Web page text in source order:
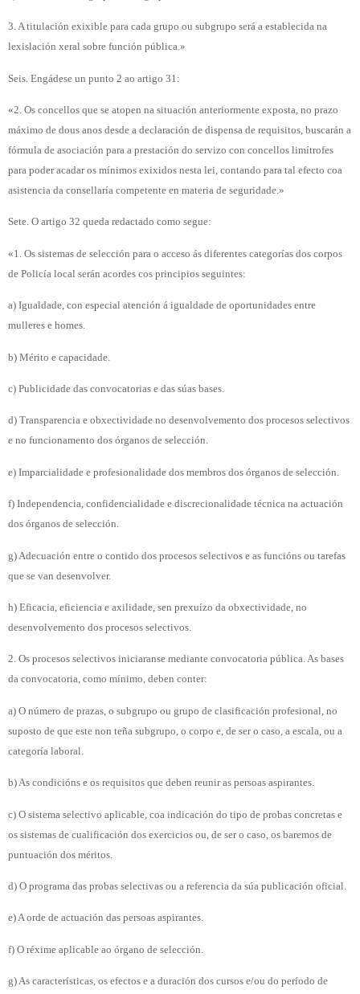
3. A titulación exixible para cada grupo ou subgrupo será a establecida na
lexislación xeral sobre función pública.»
Seis. Engádese un punto 2 ao artigo 31:
«2. Os concellos que se atopen na situación anteriormente exposta, no prazo
máximo de dous anos desde a declaración de dispensa de requisitos, buscarán a
fórmula de asociación para a prestación do servizo con concellos limítrofes
para poder acadar os mínimos exixidos nesta lei, contando para tal efecto coa
asistencia da consellaría competente en materia de seguridade.»
Sete. O artigo 32 queda redactado como segue:
«1. Os sistemas de selección para o acceso ás diferentes categorías dos corpos
de Policía local serán acordes cos principios seguintes:
a) Igualdade, con especial atención á igualdade de oportunidades entre
mulleres e homes.
b) Mérito e capacidade.
c) Publicidade das convocatorias e das súas bases.
d) Transparencia e obxectividade no desenvolvemento dos procesos selectivos
e no funcionamento dos órganos de selección.
e) Imparcialidade e profesionalidade dos membros dos órganos de selección.
f) Independencia, confidencialidade e discrecionalidade técnica na actuación
dos órganos de selección.
g) Adecuación entre o contido dos procesos selectivos e as funcións ou tarefas
que se van desenvolver.
h) Eficacia, eficiencia e axilidade, sen prexuízo da obxectividade, no
desenvolvemento dos procesos selectivos.
2. Os procesos selectivos iniciaranse mediante convocatoria pública. As bases
da convocatoria, como mínimo, deben conter:
a) O número de prazas, o subgrupo ou grupo de clasificación profesional, no
suposto de que este non teña subgrupo, o corpo e, de ser o caso, a escala, ou a
categoría laboral.
b) As condicións e os requisitos que deben reunir as persoas aspirantes.
c) O sistema selectivo aplicable, coa indicación do tipo de probas concretas e
os sistemas de cualificación dos exercicios ou, de ser o caso, os baremos de
puntuación dos méritos.
d) O programa das probas selectivas ou a referencia da súa publicación oficial.
e) A orde de actuación das persoas aspirantes.
f) O réxime aplicable ao órgano de selección.
g) As características, os efectos e a duración dos cursos e/ou do período de